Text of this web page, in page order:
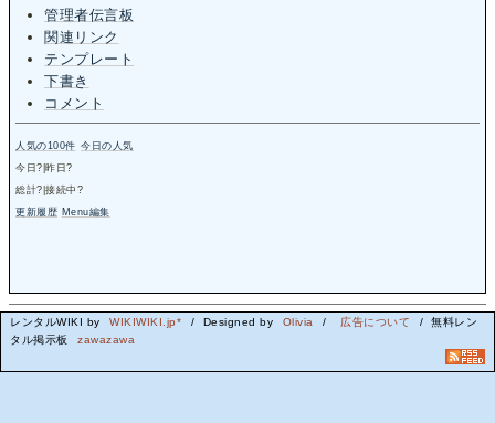
管理者伝言板
関連リンク
テンプレート
下書き
コメント
人気の100件 今日の人気
今日? |昨日?
総計? |接続中 ?
更新履歴 Menu編集
レンタルWIKI by WIKIWIKI.jp* / Designed by Olivia / 広告について
/ 無料レン
タル掲示板
zawazawa